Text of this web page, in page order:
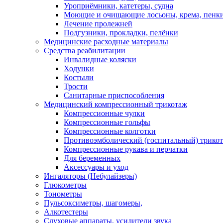
Уроприёмники, катетеры, судна
Моющие и очищающие лосьоны, крема,
Лечение пролежней
Подгузники, прокладки, пелёнки
Медицинские расходные материалы
Средства реабилитации
Инвалидные коляски
Ходунки
Костыли
Трости
Санитарные приспособления
Медицинский компрессионный трикотаж
Компрессионные чулки
Компрессионные гольфы
Компрессионные колготки
Противоэмболический (госпитальный)
Компрессионные рукава и перчатки
Для беременных
Аксессуары и уход
Ингаляторы (Небулайзеры)
Глюкометры
Тонометры
Пульсоксиметры, шагомеры,
Алкотестеры
Слуховые аппараты, усилители звука